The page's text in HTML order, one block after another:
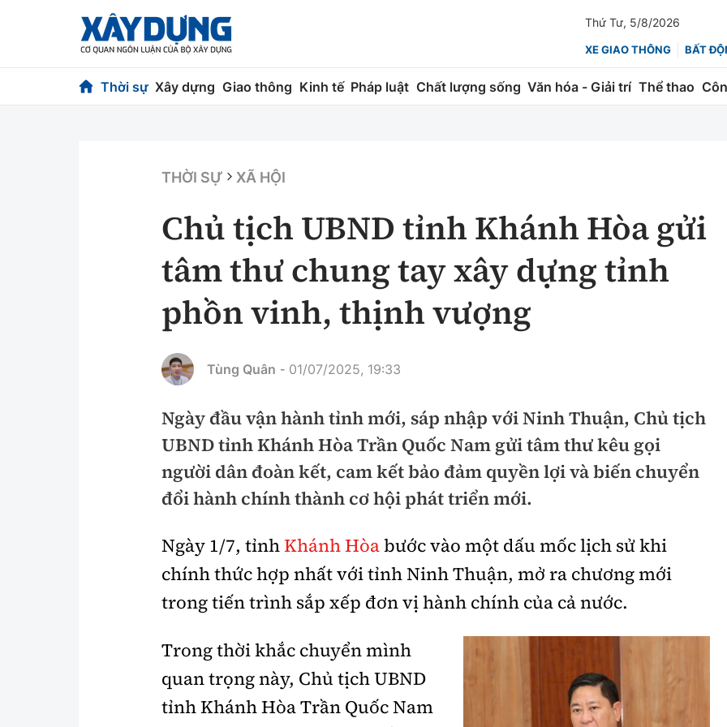
Thứ Tư, 5/8/2026
XE GIAO THÔNG BẤT
Thời sự Xây dựng Giao thông Kinh tế Pháp luật Chất lượng sống Văn hóa - Giải trí Thể thao
Chuyện dọc đường
Chỉ đạo điều hành
Vật liệu xây dựng
Giám định chất lượng
Quản lý đô thị
Hàng không
Đường sắt
Đường sắt tốc độ cao
Hàng hải
Đường sắt đô thị
Nhà thầu
Thi viết về Ngành
Chứng khoán
Bảo hiểm
An ninh hình sự
An toàn giao thông
Giao thông 24h
ATGT địa phương
Văn hóa giao thông
Gương sáng giao thông
xem thêm
Chất lượng sống Văn hóa - Giải Trí
Văn hóa Bóng đá
Công nghệ
Công nghệ mới
THỜI SỰ XÃ HỘI
Chủ tịch UBND tỉnh Khánh Hòa gửi
tâm thư chung tay xây dựng tỉnh
phồn vinh, thịnh vượng
Tùng Quân - 01/07/2025, 19:33
Ngày đầu vận hành tỉnh mới, sáp nhập với Ninh Thuận, Chủ tịch
UBND tỉnh Khánh Hòa Trần Quốc Nam gửi tâm thư kêu gọi
người dân đoàn kết, cam kết bảo đảm quyền lợi và biến chuyển
đổi hành chính thành cơ hội phát triển mới.
Ngày 1/7, tỉnhKhánh Hòabước vào một dấu mốc lịch sử khi
chính thức hợp nhất với tỉnh Ninh Thuận, mở ra chương mới
trong tiến trình sắp xếp đơn vị hành chính của cả nước.
Trong thời khắc chuyển mình
quan trọng này, Chủ tịch UBND
tỉnh Khánh Hòa Trần Quốc Nam